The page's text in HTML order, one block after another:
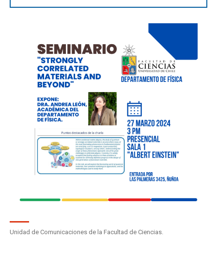
Unidad de Comunicaciones de la Facultad de Ciencias.